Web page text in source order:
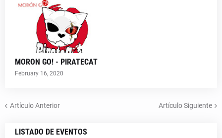
MORON GO! - PIRATECAT
February 16, 2020
Artículo Anterior Artículo Siguiente
LISTADO DE EVENTOS